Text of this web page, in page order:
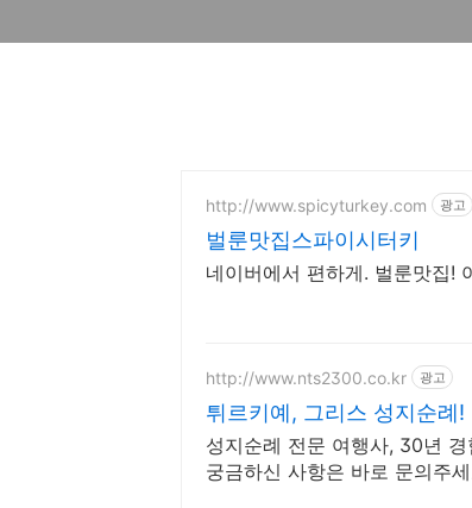
http://www.spicyturkey.com 광고
벌룬맛집스파이시터키
네이버에서 편하게. 벌룬맛집!
http://www.nts2300.co.kr 광고
튀르키예, 그리스 성지순례!
성지순례 전문 여행사, 30년
궁금하신 사항은 바로 문의주